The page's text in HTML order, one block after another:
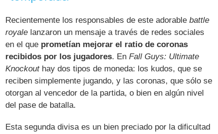
Recientemente los responsables de este adorablebattle
royale lanzaron un mensaje a través de redes sociales
en el que prometían mejorar el ratio de coronas
recibidos por los jugadores. EnFall Guys: Ultimate
Knockouthay dos tipos de moneda: los kudos, que se
reciben simplemente jugando, y las coronas, que sólo se
otorgan al vencedor de la partida, o bien en algún nivel
del pase de batalla.
Esta segunda divisa es un bien preciado por la dificultad